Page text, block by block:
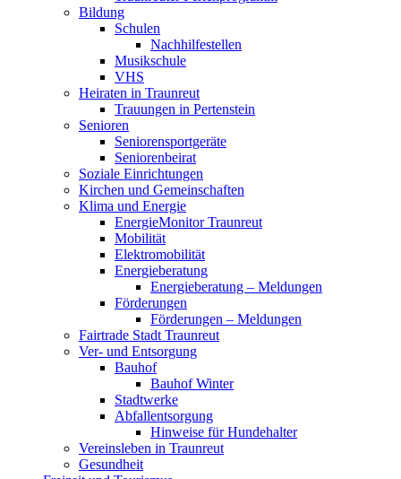
Bildung
Schulen
Nachhilfestellen
Musikschule
VHS
Heiraten in Traunreut
Trauungen in Pertenstein
Senioren
Seniorensportgeräte
Seniorenbeirat
Soziale Einrichtungen
Kirchen und Gemeinschaften
Klima und Energie
EnergieMonitor Traunreut
Mobilität
Elektromobilität
Energieberatung
Energieberatung – Meldungen
Förderungen
Förderungen – Meldungen
Fairtrade Stadt Traunreut
Ver- und Entsorgung
Bauhof
Bauhof Winter
Stadtwerke
Abfallentsorgung
Hinweise für Hundehalter
Vereinsleben in Traunreut
Gesundheit